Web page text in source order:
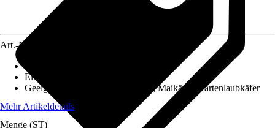
Art.-Nr.
Einsatzbereich
Geeignet gegen
Dickmaulrüssler, Maikäfer, Gartenlaubkäfer
Mehr Artikeldetails
Menge (ST)